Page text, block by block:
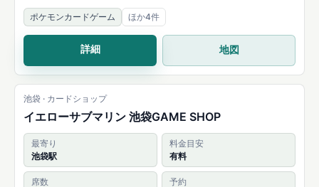
エルスペースと、MTG・遊戯王・ポケモンカード・デュエルマスター
ズ・ONE PIECEカードなど幅広い取扱いを案内しています。
ポケモンカードゲーム ほか4件
詳細 地図
池袋 · カードショップ
イエローサブマリン 池袋GAME SHOP
最寄り
池袋駅
料金目安
有料
席数
予約